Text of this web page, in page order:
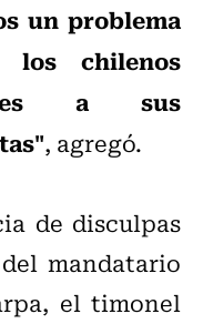
un problema
los chilenos
a sus
, agregó.
de disculpas
mandatario
el timonel